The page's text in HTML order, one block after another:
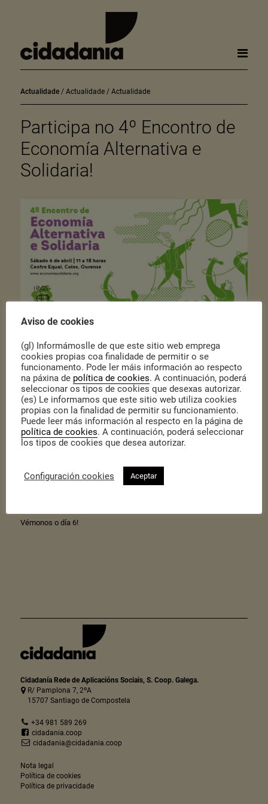
Actualidade Actualidade Actualidade
Participa no 4º Encontro de
Economía Alternativa e
Solidaria!
Publicado o 15 de Marzo de 2019| Actualidade,Actualidade
O día 6 de abril terá lugar noCentro Equal, en Coles, Ourense, a 4º
edición doEncontro de Economía Alternativa e Solidariaorganizada
porREAS Galicia.
Este encontro pretende ser un espazo onde tecer rede entre as
diferentes entidades que queiran participar, así que animámosvos
a facer a inscrición premendo neste enlace.
Este é o programa do día:
11.00 – 11.15h REAS, e isto para que serve?
13.00 – 14.30h Dinamizar un mercado social (mesa + obradoiro)
Vémonos o día 6!
Cidadanía Rede de Aplicacións Sociais, S. Coop. Galega.
R/ Pamplona 7, 2ºA
15707 Santiago de Compostela
+34 981 589 269
cidadania.coop
cidadania@cidadania.coop
Nota legal
Política de cookies
Política de privacidade
Aviso de cookies
(gl) Informámoslle de que este sitio web emprega
cookies propias coa finalidade de permitir o se
funcionamento. Pode ler máis información ao respecto
na páxina de política de cookies. A continuación, poderá
seleccionar os tipos de cookies que desexas autorizar.
(es) Le informamos que este sitio web utiliza cookies
propias con la finalidad de permitir su funcionamiento.
Puede leer más información al respecto en la página de
política de cookies. A continuación, poderá seleccionar
los tipos de cookies que desea autorizar.
Configuración cookies Aceptar